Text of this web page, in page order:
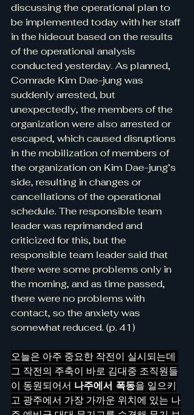
discussing the operational plan to
be implemented today with her staff
in the hideout based on the results
of the operational analysis
conducted yesterday. As planned,
Comrade Kim Dae-jung was
suddenly arrested, but
unexpectedly, the members of the
organization were also arrested or
escaped, which caused disruptions
in the mobilization of members of
the organization on Kim Dae-jung’s
side, resulting in changes or
cancellations of the operational
schedule. The responsible team
leader was reprimanded and
criticized for this, but the
responsible team leader said that
there were some problems only in
the morning, and as time passed,
there were no problems with
contact, so the anxiety was
somewhat reduced. (p. 41)
오늘은 아주 중요한 작전이 실시되는데
그 작전의 주축이 바로 김대중 조직원들
이 동원되어서 나주에서 폭동을 일으키
고 광주에서 가장 가까운 위치에 있는 나